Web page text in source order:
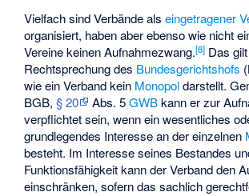
Vielfach sind Verbände alseingetragener
organisiert, haben aber ebenso wie nicht
Vereine keinenAufnahmezwang.[8] Das
Rechtsprechung des Bundesgerichtshofs
wie ein Verband kein Monopoldarstellt.
BGB,§ 20 Abs. 5GWBkann er zur
verpflichtet sein, wenn ein wesentliches
grundlegendes Interesse an der einzelnen
besteht. Im Interesse seines Bestandes
Funktionsfähigkeit kann der Verband den
einschränken, sofern das sachlich